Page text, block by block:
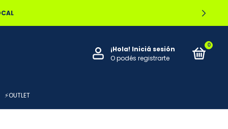
¡Hola! Iniciá sesión
O podés registrarte
0
⚡OUTLET